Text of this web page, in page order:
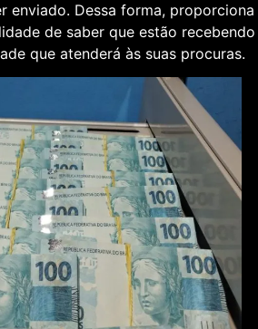
enviado. Dessa forma, proporciona
de saber que estão recebendo
que atenderá às suas procuras.